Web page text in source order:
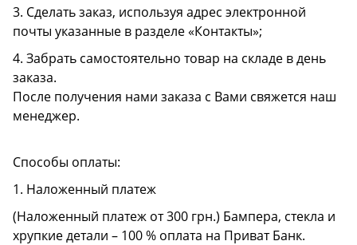
3. Сделать заказ, используя адрес электронной
почты указанные в разделе «Контакты»;
4. Забрать самостоятельно товар на складе в день
заказа.
После получения нами заказа с Вами свяжется наш
менеджер.
Способы оплаты:
1. Наложенный платеж
(Наложенный платеж от 300 грн.) Бампера, стекла и
хрупкие детали – 100 % оплата на Приват Банк.